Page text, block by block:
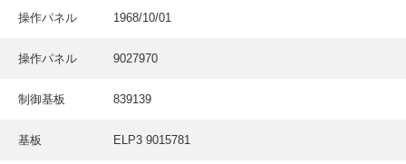
INTERVIEW
お客様インタビュー
RECRUIT
操作パネル 1968/10/01
操作パネル 9027970
制御基板 839139
基板 ELP3 9015781